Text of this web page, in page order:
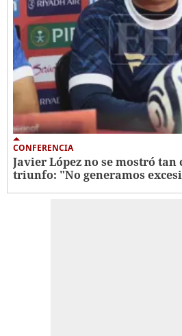
CONFERENCIA
Javier López no se mostró tan
triunfo: "No generamos